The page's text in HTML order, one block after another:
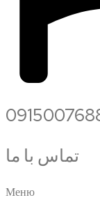
تماس با ما
Меню